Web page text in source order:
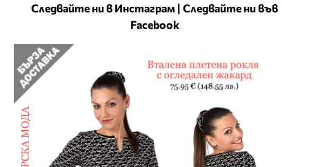
Следвайте ни в Инстаграм | Следвайте ни във
Facebook